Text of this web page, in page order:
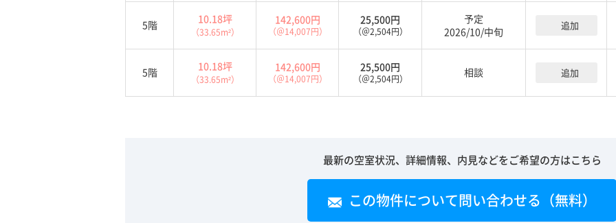
5階 10.18坪
（33.65m²）
142,600円
（＠14,007円）
25,500円
（＠2,504円）
予定
2026/10/中旬
追加
5階 10.18坪
（33.65m²）
142,600円
（＠14,007円）
25,500円
（＠2,504円） 相談 追加
最新の空室状況、詳細情報、内見などをご希望の方はこちら
この物件について問い合わせる（無料）